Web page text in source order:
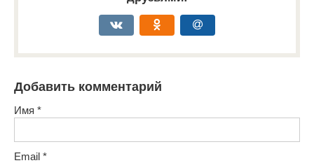
Добавить комментарий
Имя *
Email *